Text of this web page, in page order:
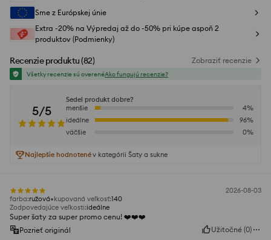
Sme z Európskej únie
Extra -20% na Výpredaj až do -50% pri kúpe aspoň 2
produktov (Podmienky)
Recenzie produktu(82) Zobraziť recenzie
Všetky recenzie sú overenéAko fungujú recenzie?
5/5
Sedel produkt dobre?
menšie
4%
ideálne
96%
väčšie
0%
Najlepšie hodnotenév kategórii Šaty a sukne
2026-08-03
farba:ružová kupovaná veľkosť:140
Zodpovedajúce veľkosti:ideálne
Super šaty za super promo cenu! ❤️❤️❤️
Pozrieť originál
Užitočné (0)